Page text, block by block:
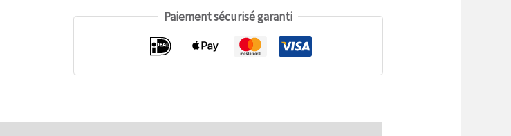
Viceroys
Paiement sécurisé garanti